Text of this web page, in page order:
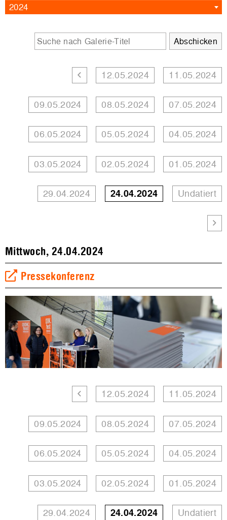
2024
12.05.2024 11.05.2024
09.05.2024 08.05.2024 07.05.2024
06.05.2024 05.05.2024 04.05.2024
03.05.2024 02.05.2024 01.05.2024
29.04.2024 24.04.2024 Undatiert
Mittwoch, 24.04.2024
Pressekonferenz
12.05.2024 11.05.2024
09.05.2024 08.05.2024 07.05.2024
06.05.2024 05.05.2024 04.05.2024
03.05.2024 02.05.2024 01.05.2024
29.04.2024 24.04.2024 Undatiert